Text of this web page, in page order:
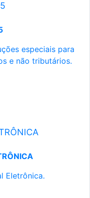
especiais para
e não tributários.
Eletrônica.